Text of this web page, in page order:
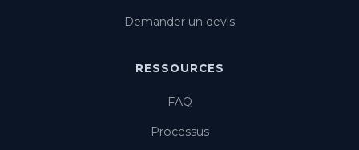
Demander un devis
RESSOURCES
FAQ
Processus